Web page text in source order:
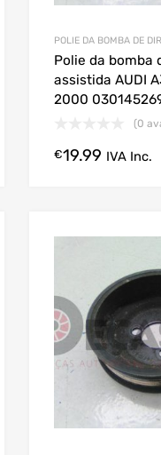
Comprar Agora!
POLIE DA BOMBA DE
Polie da bomba
assistida AUDI
2000
(0
€19.99 IVA Inc.